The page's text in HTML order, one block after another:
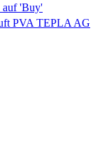
'Buy'
PVA TEPLA AG